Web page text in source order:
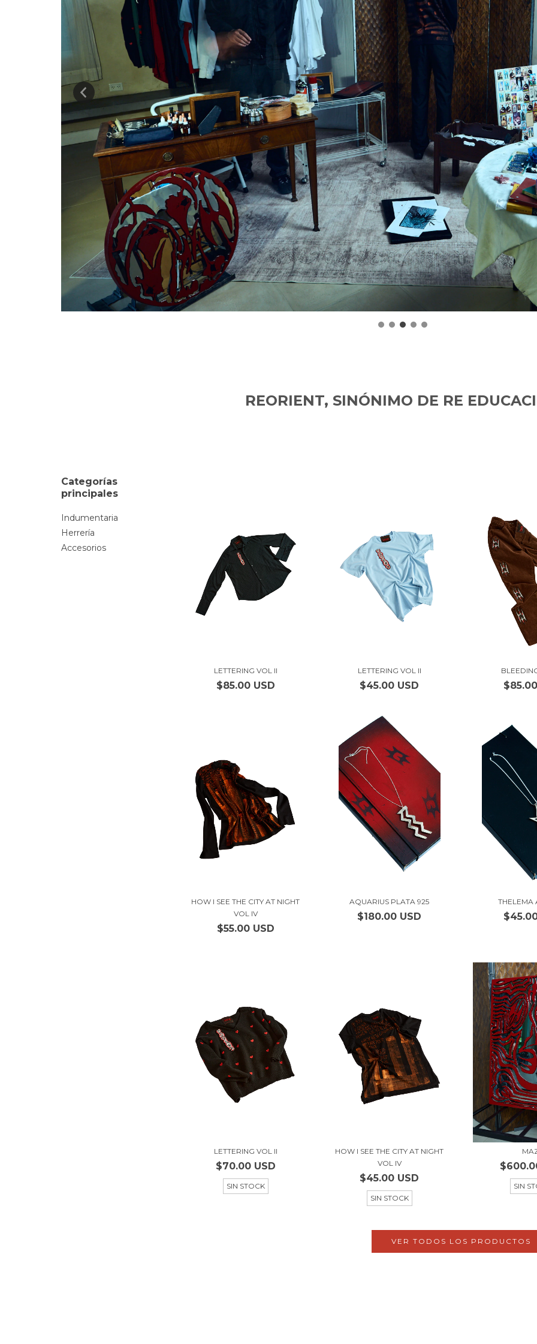
REORIENT, SINÓNIMO DE RE
Categorías
principales
Indumentaria
Herrería
Accesorios
LETTERING VOL II
$85.00 USD
LETTERING VOL II
$45.00 USD
HOW I SEE THE CITY AT NIGHT
VOL IV
$55.00 USD
AQUARIUS PLATA 925
$180.00 USD
THELEMA
LETTERING VOL II
$70.00 USD
SIN STOCK
HOW I SEE THE CITY AT NIGHT
VOL IV
$45.00 USD
SIN STOCK
SIN
VER TODOS LOS PRODUCTOS